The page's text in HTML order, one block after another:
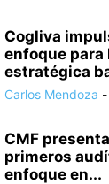
Cogliva
enfoque
estratégica
Carlos Mendoza -
CMF
primeros
enfoque en...